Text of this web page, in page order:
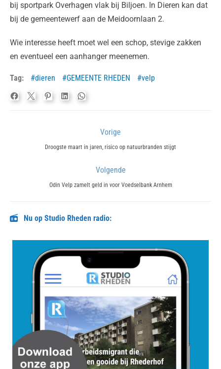
bij sportpark Overhagen vlak bij Biljoen. In Dieren kan dat
bij de gemeentewerf aan de Meidoornlaan 2.
Wie interesse heeft moet wel een schop, stevige zakken
en eventueel een aanhanger meenemen.
Tag: dieren GEMEENTE RHEDEN velp
navigatie
Vorige
Previous
Droogste maart in jaren, risico op natuurbranden stijgt
Volgende
Next
Odin Velp zamelt geld in voor Voedselbank Arnhem
Nu op Studio Rheden radio: